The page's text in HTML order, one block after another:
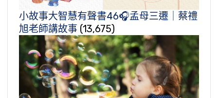
小故事大智慧有聲書46🎧孟母三遷｜蔡禮
旭老師講故事 (13,675)